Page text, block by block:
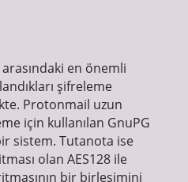
en önemli
şifreleme
Protonmail uzun
için kullanılan GnuPG
sistem. Tutanota ise
olan AES128 ile
bir birleşimini